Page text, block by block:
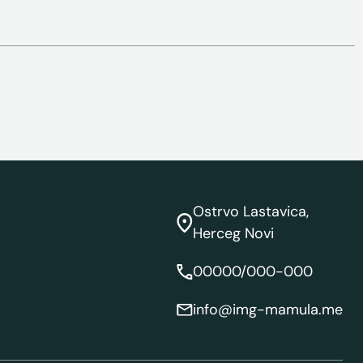
Ostrvo Lastavica,
Herceg Novi
00000/000-000
info@img-mamula.me